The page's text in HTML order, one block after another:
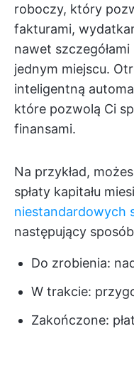
roboczy, który
fakturami,
nawet
jednym miejscu.
inteligentną
które pozwolą Ci
finansami.
Na przykład,
spłaty kapitału
niestandardowych
następujący
Do zrobienia:
W trakcie:
Zakończone: